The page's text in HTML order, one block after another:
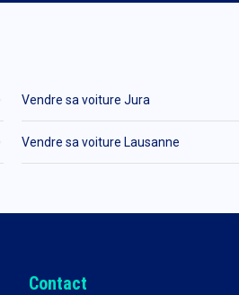
Vendre sa voiture Jura
Vendre sa voiture Lausanne
Contact